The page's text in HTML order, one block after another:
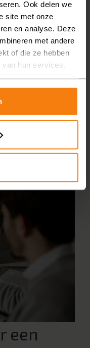
Ook delen we
site met onze
en analyse. Deze
met andere
of die ze hebben
hun services.
met het
Het materiaal
installeren
de badkamer
u genieten van
een